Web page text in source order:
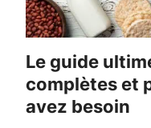
Le guide ultime des protéines
complètes et
avez besoin